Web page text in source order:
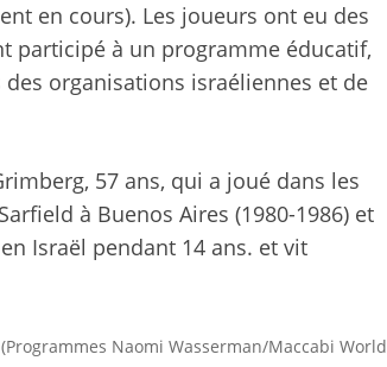
en cours). Les joueurs ont eu des
participé à un programme éducatif,
des organisations israéliennes et de
57 ans, qui a joué dans les
à Buenos Aires (1980-1986) et
Israël pendant 14 ans. et vit
Naomi Wasserman/Maccabi World